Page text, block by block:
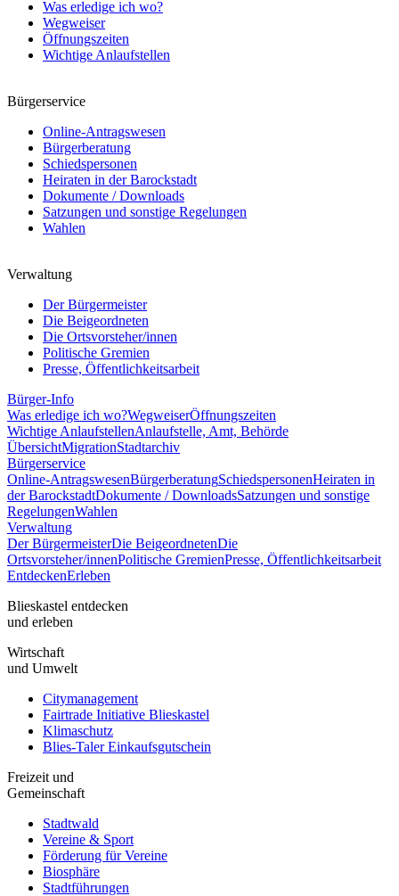
Was erledige ich wo?
Wegweiser
Öffnungszeiten
Wichtige Anlaufstellen
Bürgerservice
Online-Antragswesen
Bürgerberatung
Schiedspersonen
Heiraten in der Barockstadt
Dokumente / Downloads
Satzungen und sonstige Regelungen
Wahlen
Verwaltung
Der Bürgermeister
Die Beigeordneten
Die Ortsvorsteher/innen
Politische Gremien
Presse, Öffentlichkeitsarbeit
Bürger-Info
Was erledige ich wo?WegweiserÖffnungszeiten
Wichtige AnlaufstellenAnlaufstelle, Amt, Behörde
ÜbersichtMigrationStadtarchiv
Bürgerservice
Online-AntragswesenBürgerberatungSchiedspersonenHeiraten in
der BarockstadtDokumente / DownloadsSatzungen und sonstige
RegelungenWahlen
Verwaltung
Der BürgermeisterDie BeigeordnetenDie
Ortsvorsteher/innenPolitische GremienPresse, Öffentlichkeitsarbeit
EntdeckenErleben
Blieskastel entdecken
und erleben
Wirtschaft
und Umwelt
Citymanagement
Fairtrade Initiative Blieskastel
Klimaschutz
Blies-Taler Einkaufsgutschein
Freizeit und
Gemeinschaft
Stadtwald
Vereine & Sport
Förderung für Vereine
Biosphäre
Stadtführungen